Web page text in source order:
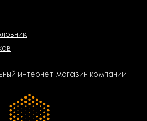
интернет-магазин компании